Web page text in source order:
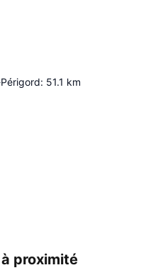
: 51.1 km
proximité